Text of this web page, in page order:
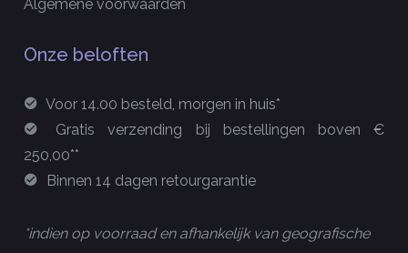
Algemene voorwaarden
Onze beloften
Voor 14.00 besteld, morgen in huis*
Gratis verzending bij bestellingen boven €
250,00**
Binnen 14 dagen retourgarantie
*indien op voorraad en afhankelijk van geografische